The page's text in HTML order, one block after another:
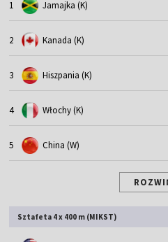
1 Jamajka (K)
2 Kanada (K)
3 Hiszpania (K)
4 Włochy (K)
5 China (W)
Sztafeta 4 x 400 m (MIKST)